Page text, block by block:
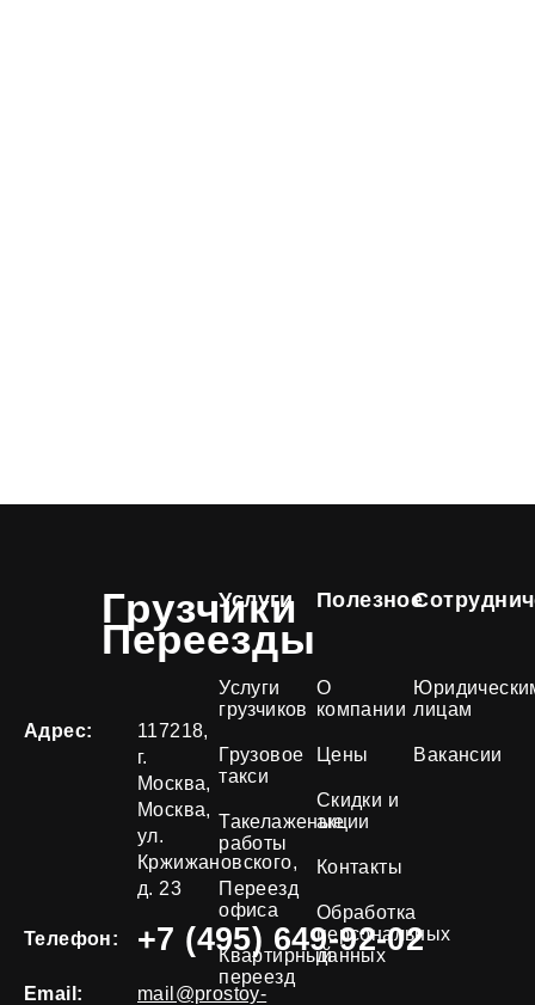
Грузчики
Переезды
Адрес:
117218,
г.
Москва,
Москва,
ул.
Кржижановского,
д. 23
Телефон: +7 (495) 649-92-02
Email:
mail@prostoy-
Услуги
Услуги
грузчиков
Грузовое
такси
Такелаженые
работы
Переезд
офиса
Квартирный
переезд
Полезное
О
компании
Цены
Скидки и
акции
Контакты
Обработка
персональных
данных
лицам
Вакансии